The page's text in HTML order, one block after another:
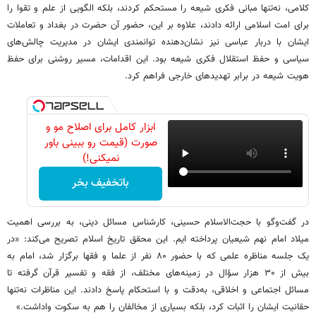
کلامی، نه‌تنها مبانی فکری شیعه را مستحکم کردند، بلکه الگویی از علم و تقوا را
برای امت اسلامی ارائه دادند، علاوه بر این، حضور آن حضرت در بغداد و تعاملات
ایشان با دربار عباسی نیز نشان‌دهنده توانمندی ایشان در مدیریت چالش‌های
سیاسی و حفظ استقلال فکری شیعه بود. این اقدامات، مسیر روشنی برای حفظ
هویت شیعه در برابر تهدیدهای خارجی فراهم کرد.
ابزار کامل برای اصلاح مو و
صورت (قیمت رو ببینی باور
نمیکنی!)
باتخفیف بخر
در گفت‌وگو با حجت‌الاسلام حسینی، کارشناس مسائل دینی، به بررسی اهمیت
میلاد امام نهم شیعیان پرداخته ایم. این محقق تاریخ اسلام تصریح می‌کند: «در
یک جلسه مناظره علمی که با حضور ۸۰ نفر از علما و فقها برگزار شد، امام به
بیش از ۳۰ هزار سؤال در زمینه‌های مختلف، از فقه و تفسیر قرآن گرفته تا
مسائل اجتماعی و اخلاقی، به‌دقت و با استحکام پاسخ دادند. این مناظرات نه‌تنها
حقانیت ایشان را اثبات کرد، بلکه بسیاری از مخالفان را هم به سکوت واداشت.»